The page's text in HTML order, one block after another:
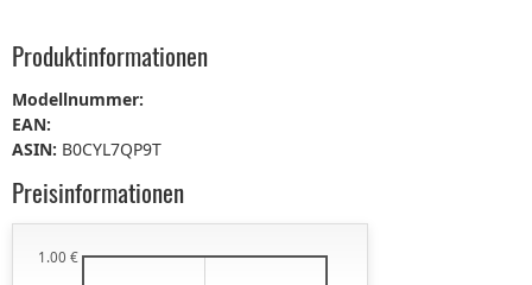
Produktinformationen
Modellnummer:
EAN:
ASIN: B0CYL7QP9T
Preisinformationen
1.00 €